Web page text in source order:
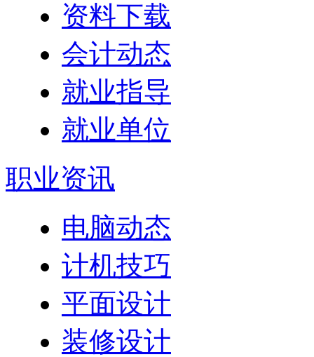
资料下载
会计动态
就业指导
就业单位
职业资讯
电脑动态
计机技巧
平面设计
装修设计